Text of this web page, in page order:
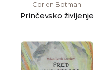
Corien Botman
Prinčevsko življenje